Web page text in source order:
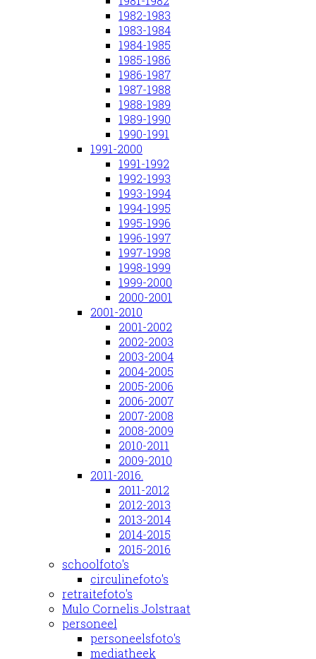
1982-1983
1983-1984
1984-1985
1985-1986
1986-1987
1987-1988
1988-1989
1989-1990
1990-1991
1991-2000
1991-1992
1992-1993
1993-1994
1994-1995
1995-1996
1996-1997
1997-1998
1998-1999
1999-2000
2000-2001
2001-2010
2001-2002
2002-2003
2003-2004
2004-2005
2005-2006
2006-2007
2007-2008
2008-2009
2010-2011
2009-2010
2011-2016.
2011-2012
2012-2013
2013-2014
2014-2015
2015-2016
schoolfoto's
circulinefoto's
retraitefoto's
Mulo Cornelis Jolstraat
personeel
personeelsfoto's
mediatheek